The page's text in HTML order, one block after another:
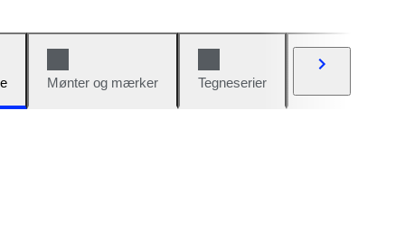
Mønter og mærker Tegneserier